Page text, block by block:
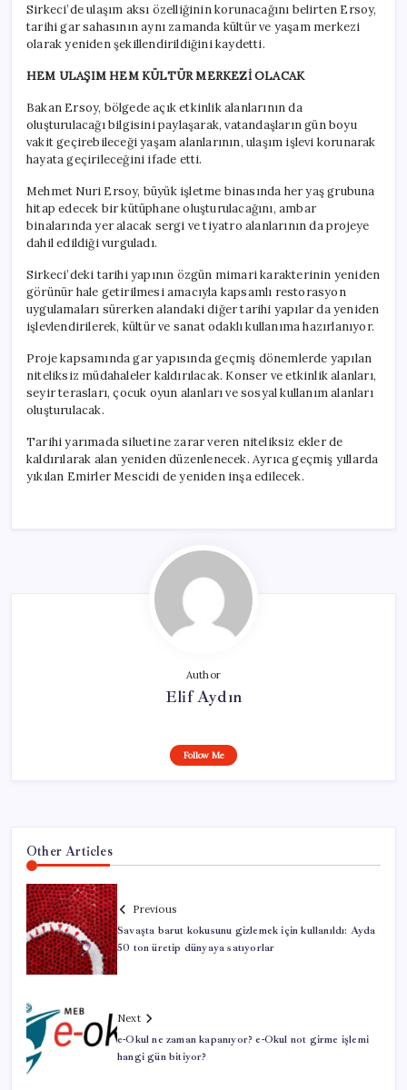
Sirkeci’de ulaşım aksı özelliğinin korunacağını belirten Ersoy,
tarihi gar sahasının aynı zamanda kültür ve yaşam merkezi
olarak yeniden şekillendirildiğini kaydetti.
HEM ULAŞIM HEM KÜLTÜR MERKEZİ OLACAK
Bakan Ersoy, bölgede açık etkinlik alanlarının da
oluşturulacağı bilgisini paylaşarak, vatandaşların gün boyu
vakit geçirebileceği yaşam alanlarının, ulaşım işlevi korunarak
hayata geçirileceğini ifade etti.
Mehmet Nuri Ersoy, büyük işletme binasında her yaş grubuna
hitap edecek bir kütüphane oluşturulacağını, ambar
binalarında yer alacak sergi ve tiyatro alanlarının da projeye
dahil edildiği vurguladı.
Sirkeci’deki tarihi yapının özgün mimari karakterinin yeniden
görünür hale getirilmesi amacıyla kapsamlı restorasyon
uygulamaları sürerken alandaki diğer tarihi yapılar da yeniden
işlevlendirilerek, kültür ve sanat odaklı kullanıma hazırlanıyor.
Proje kapsamında gar yapısında geçmiş dönemlerde yapılan
niteliksiz müdahaleler kaldırılacak. Konser ve etkinlik alanları,
seyir terasları, çocuk oyun alanları ve sosyal kullanım alanları
oluşturulacak.
Tarihi yarımada siluetine zarar veren niteliksiz ekler de
kaldırılarak alan yeniden düzenlenecek. Ayrıca geçmiş yıllarda
yıkılan Emirler Mescidi de yeniden inşa edilecek.
Author
Elif Aydın
Follow Me
Other Articles
Previous
Savaşta barut kokusunu gizlemek için kullanıldı: Ayda
50 ton üretip dünyaya satıyorlar
Next
e-Okul ne zaman kapanıyor? e-Okul not girme işlemi
hangi gün bitiyor?